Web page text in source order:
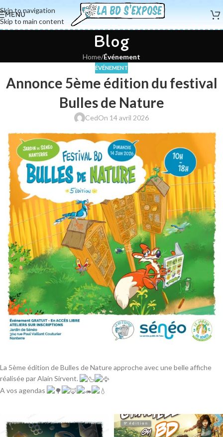
Skip to navigation
Skip to main content
MENU
Blog
Home/Événement
ÉVÉNEMENT
Annonce 5ème édition du festival
Bulles de Nature
CedOn 14 avril 2026
La 5ème édition de Bulles de Nature approche avec une belle affiche
réalisée par Alain Sirvent.
A vos agendas